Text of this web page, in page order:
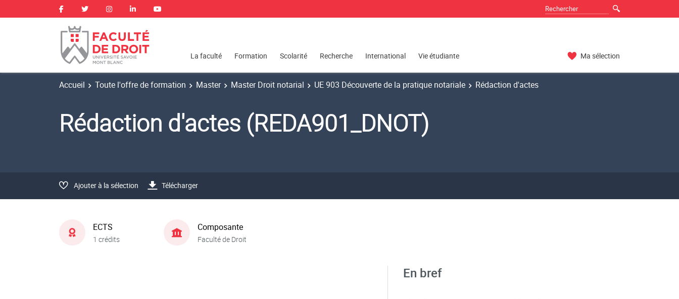
La faculté Formation Scolarité Recherche International Vie étudiante Ma sélection
Accueil Toute l'offre de formation Master Master Droit notarial UE 903 Découverte de la pratique notariale Rédaction d'actes
Rédaction d'actes (REDA901_DNOT)
Ajouter à la sélection Télécharger
ECTS
1 crédits
Composante
Faculté de Droit
En bref